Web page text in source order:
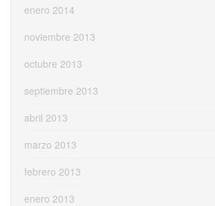
enero 2014
noviembre 2013
octubre 2013
septiembre 2013
abril 2013
marzo 2013
febrero 2013
enero 2013